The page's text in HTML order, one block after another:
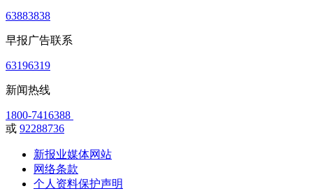
63883838
早报广告联系
63196319
新闻热线
1800-7416388
或 92288736
新报业媒体网站
网络条款
个人资料保护声明